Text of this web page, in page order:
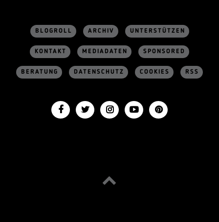
BLOGROLL ARCHIV UNTERSTÜTZEN
KONTAKT MEDIADATEN SPONSORED
BERATUNG DATENSCHUTZ COOKIES RSS